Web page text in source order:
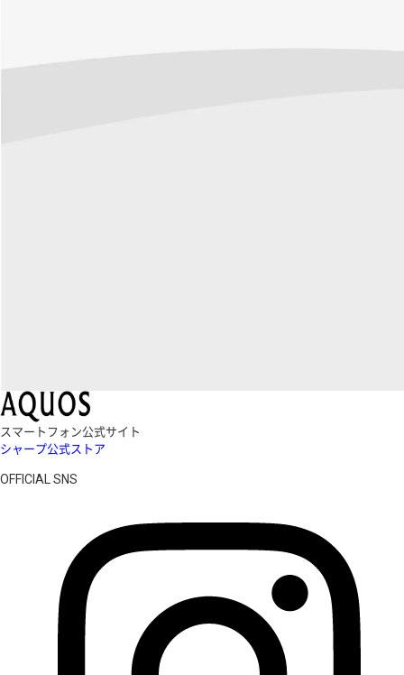
スマートフォン公式サイト
シャープ公式ストア
OFFICIAL SNS